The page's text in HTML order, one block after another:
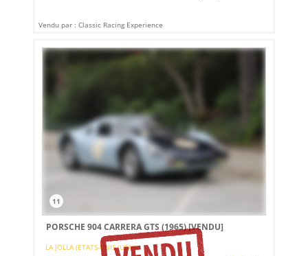
Vendu par : Classic Racing Experience
11
PORSCHE 904 CARRERA GTS (1965)[VENDU]
LA JOLLA (ETATS-UNIS (USA))